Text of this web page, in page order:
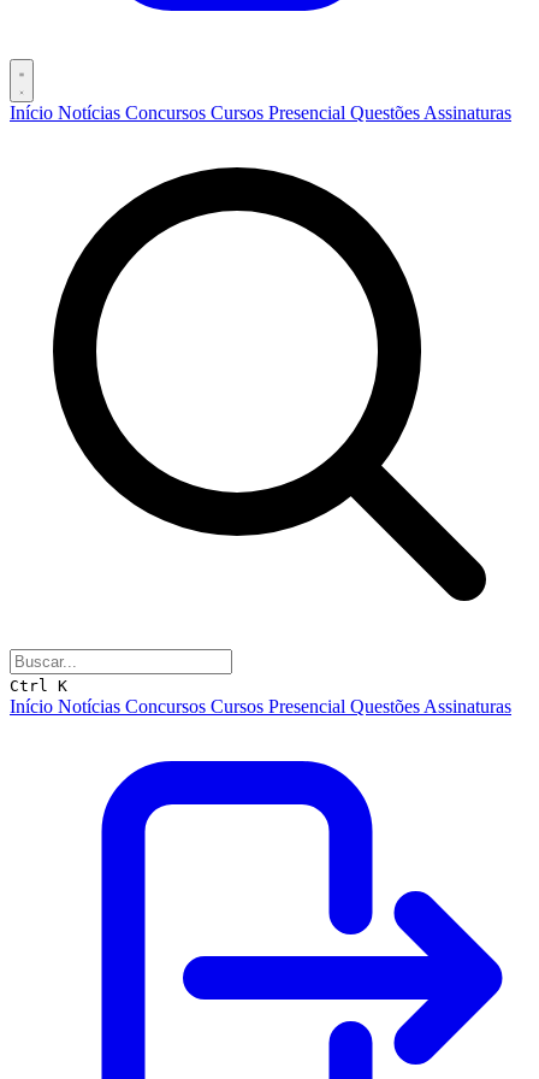
Início Notícias Concursos Cursos Presencial Questões Assinaturas
Ctrl K
Início Notícias Concursos Cursos Presencial Questões Assinaturas